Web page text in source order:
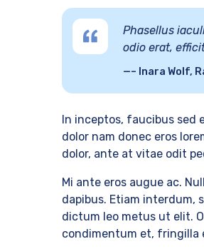
Phasellus
odio erat,
– Inara Wolf,
In inceptos, faucibus sed
dolor nam donec eros
dolor, ante at vitae odit
Mi ante eros augue ac.
dapibus. Etiam interdum,
dictum leo metus ut elit.
condimentum et, fringilla